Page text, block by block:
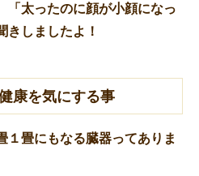
「太ったのに顔が小顔になっ
きしましたよ！
康を気にする事
１畳にもなる臓器ってありま